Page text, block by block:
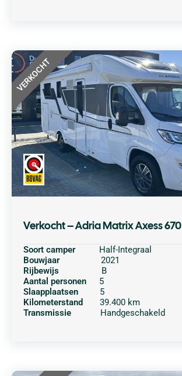
VERKOCHT
Verkocht – Adria Matrix Axess 670
Soort camper
Half-Integraal
Bouwjaar
2021
Rijbewijs
B
Aantal personen
5
Slaapplaatsen
5
Kilometerstand
39.400 km
Transmissie
Handgeschakeld